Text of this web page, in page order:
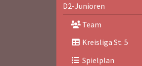
D2-Junioren
Team
Kreisliga St. 5
Spielplan